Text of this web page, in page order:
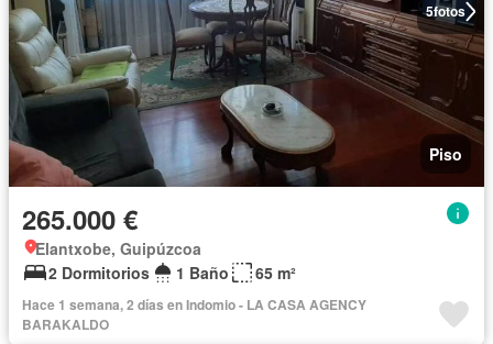
5fotos
Piso
265.000 €
Elantxobe, Guipúzcoa
2 Dormitorios
1 Baño 65 m²
Hace 1 semana, 2 días en Indomio - LA CASA AGENCY
BARAKALDO